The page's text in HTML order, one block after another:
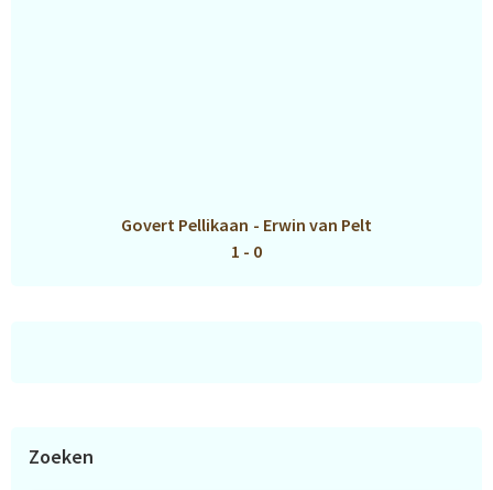
Govert Pellikaan - Erwin van Pelt
1 - 0
Zoeken